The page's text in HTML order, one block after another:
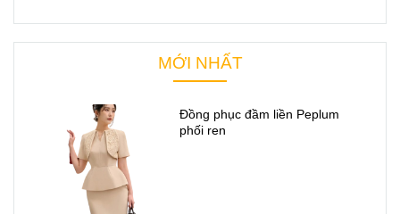
MỚI NHẤT
Đồng phục đầm liền Peplum
phối ren